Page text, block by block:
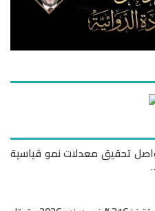
تحقيق معدلات نمو قياسية